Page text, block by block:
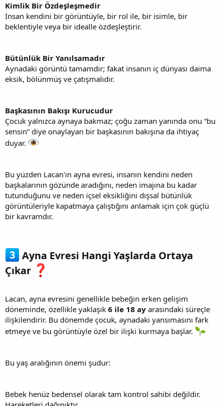
Kimlik Bir Özdeşleşmedir
İnsan kendini bir görüntüyle, bir rol ile, bir isimle, bir
beklentiyle veya bir idealle özdeşleştirir.
Bütünlük Bir Yanılsamadır
Aynadaki görüntü tamamdır; fakat insanın iç dünyası daima
eksik, bölünmüş ve çatışmalıdır.
Başkasının Bakışı Kurucudur
Çocuk yalnızca aynaya bakmaz; çoğu zaman yanında onu “bu
sensin” diye onaylayan bir başkasının bakışına da ihtiyaç
duyar.
Bu yüzden Lacan'ın ayna evresi, insanın kendini neden
başkalarının gözünde aradığını, neden imajına bu kadar
tutunduğunu ve neden içsel eksikliğini dışsal bütünlük
görüntüleriyle kapatmaya çalıştığını anlamak için çok güçlü
bir kavramdır.
Ayna Evresi Hangi Yaşlarda Ortaya
Çıkar
Lacan, ayna evresini genellikle bebeğin erken gelişim
döneminde, özellikle yaklaşık 6 ile 18 ay arasındaki süreçle
ilişkilendirir. Bu dönemde çocuk, aynadaki yansımasını fark
etmeye ve bu görüntüyle özel bir ilişki kurmaya başlar.
Bu yaş aralığının önemi şudur:
Bebek henüz bedensel olarak tam kontrol sahibi değildir.